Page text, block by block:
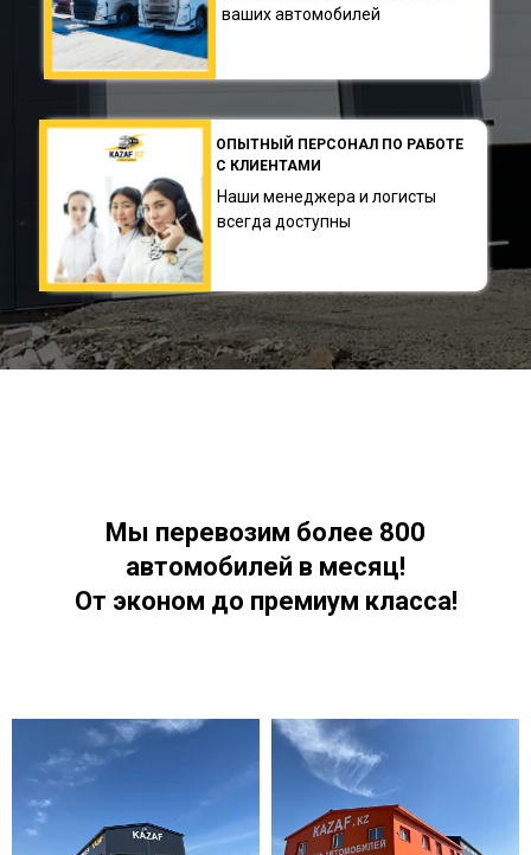
ваших автомобилей
ОПЫТНЫЙ ПЕРСОНАЛ ПО РАБОТЕ
С КЛИЕНТАМИ
Наши менеджера и логисты
всегда доступны
Мы перевозим более 800
автомобилей в месяц!
От эконом до премиум класса!